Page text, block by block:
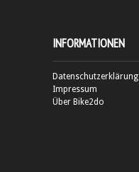
INFORMATIONEN
Datenschutzerklärung
Impressum
Über Bike2do